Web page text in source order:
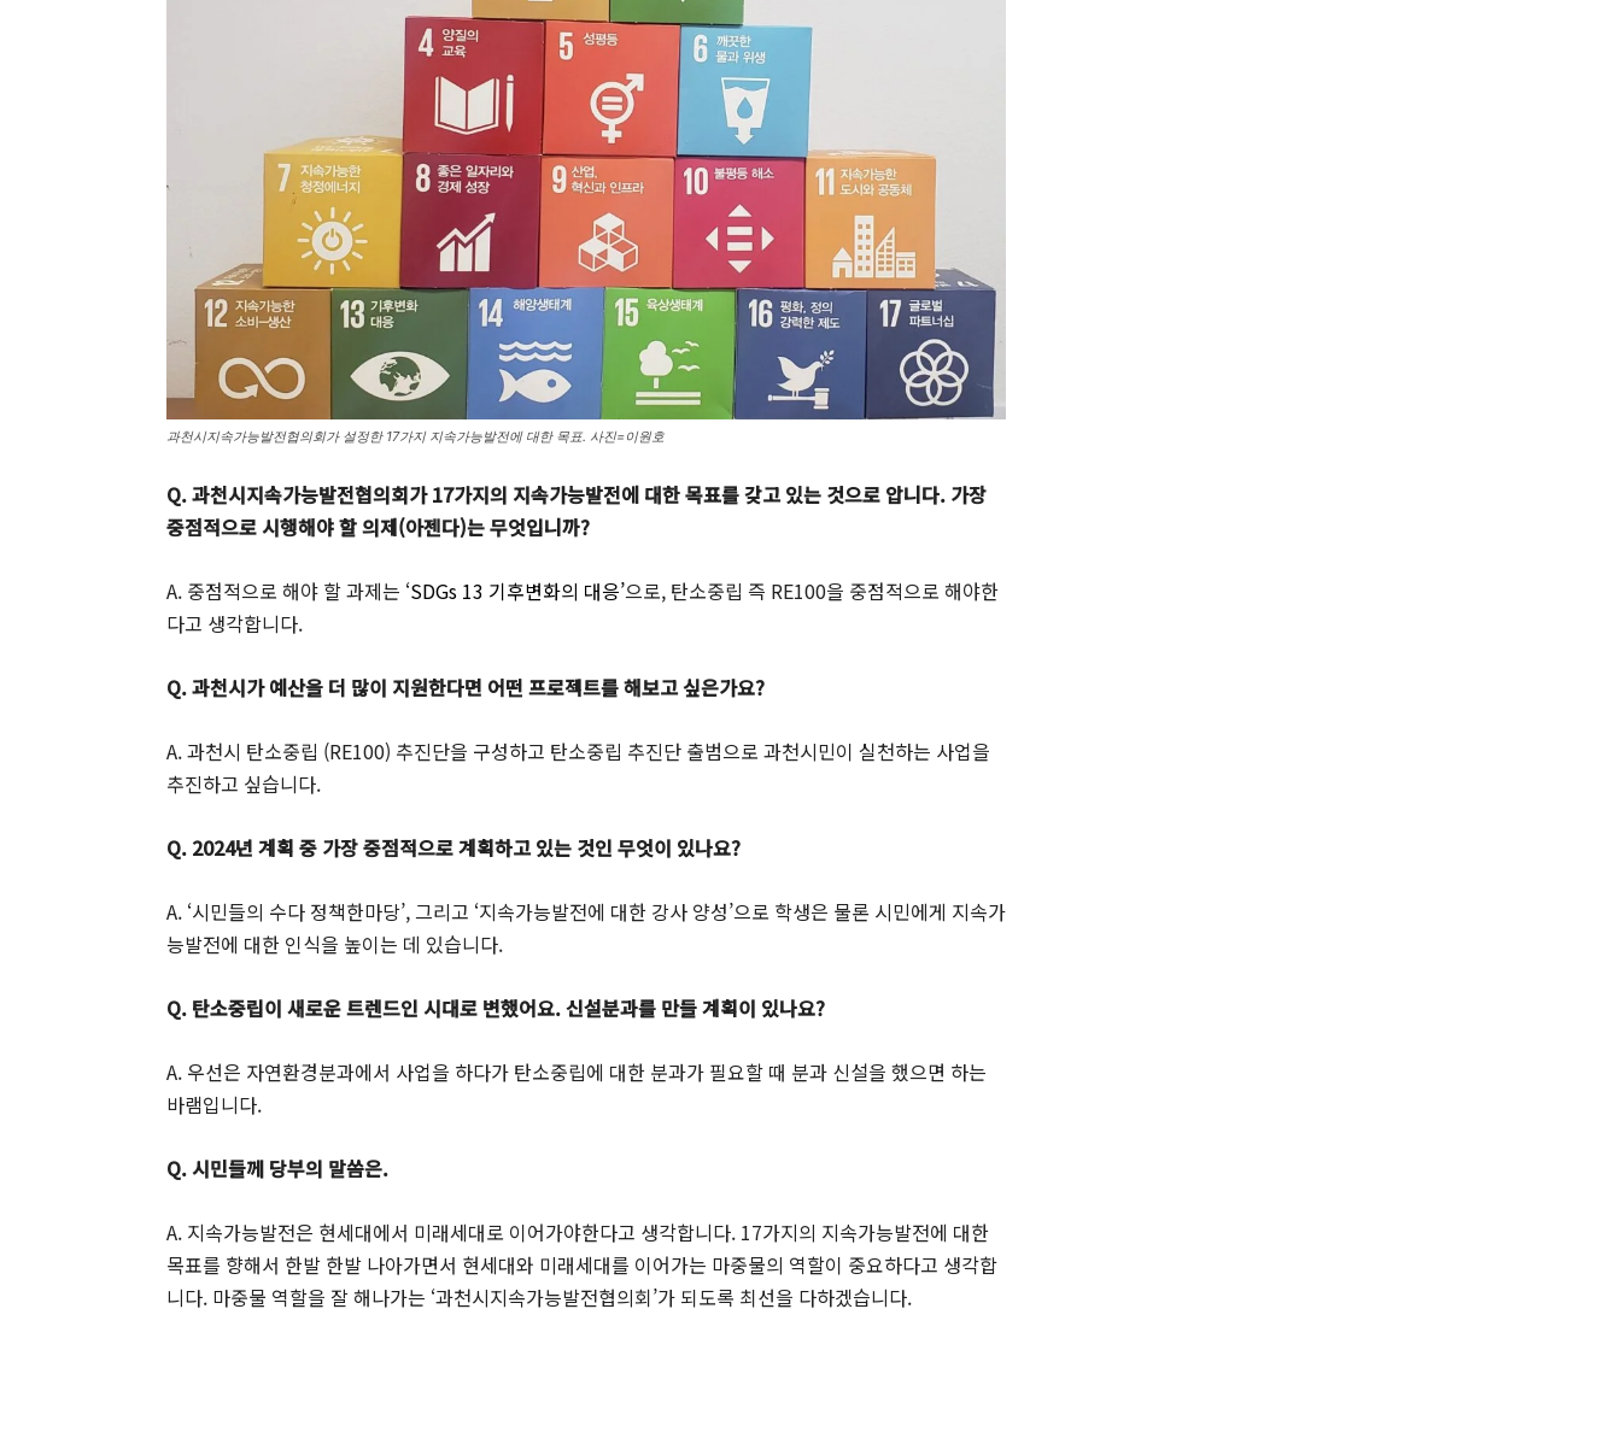
과천시지속가능발전협의회가 설정한 17가지 지속가능발전에 대한 목표. 사진=이원호
Q. 과천시지속가능발전협의회가 17가지의 지속가능발전에 대한 목표를 갖고 있는 것으로 압니다. 가장
중점적으로 시행해야 할 의제(아젠다)는 무엇입니까?
A. 중점적으로 해야 할 과제는 ‘SDGs 13 기후변화의 대응’으로, 탄소중립 즉 RE100을 중점적으로 해야한
다고 생각합니다.
Q. 과천시가 예산을 더 많이 지원한다면 어떤 프로젝트를 해보고 싶은가요?
A. 과천시 탄소중립 (RE100) 추진단을 구성하고 탄소중립 추진단 출범으로 과천시민이 실천하는 사업을
추진하고 싶습니다.
Q. 2024년 계획 중 가장 중점적으로 계획하고 있는 것인 무엇이 있나요?
A. ‘시민들의 수다 정책한마당’, 그리고 ‘지속가능발전에 대한 강사 양성’으로 학생은 물론 시민에게 지속가
능발전에 대한 인식을 높이는 데 있습니다.
Q. 탄소중립이 새로운 트렌드인 시대로 변했어요. 신설분과를 만들 계획이 있나요?
A. 우선은 자연환경분과에서 사업을 하다가 탄소중립에 대한 분과가 필요할 때 분과 신설을 했으면 하는
바램입니다.
Q. 시민들께 당부의 말씀은.
A. 지속가능발전은 현세대에서 미래세대로 이어가야한다고 생각합니다. 17가지의 지속가능발전에 대한
목표를 향해서 한발 한발 나아가면서 현세대와 미래세대를 이어가는 마중물의 역할이 중요하다고 생각합
니다. 마중물 역할을 잘 해나가는 ‘과천시지속가능발전협의회’가 되도록 최선을 다하겠습니다.